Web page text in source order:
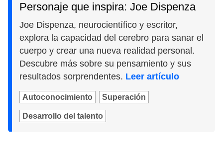
Personaje que inspira: Joe Dispenza
Joe Dispenza, neurocientífico y escritor,
explora la capacidad del cerebro para sanar el
cuerpo y crear una nueva realidad personal.
Descubre más sobre su pensamiento y sus
resultados sorprendentes. Leer artículo
Autoconocimiento Superación
Desarrollo del talento